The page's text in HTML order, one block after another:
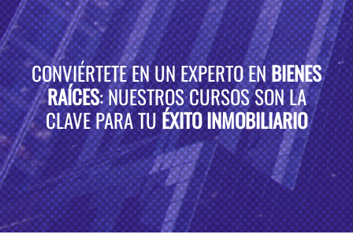
CONVIÉRTETE EN UN EXPERTO ENBIENES
RAÍCES: NUESTROS CURSOS SON LA
CLAVE PARA TUÉXITO INMOBILIARIO